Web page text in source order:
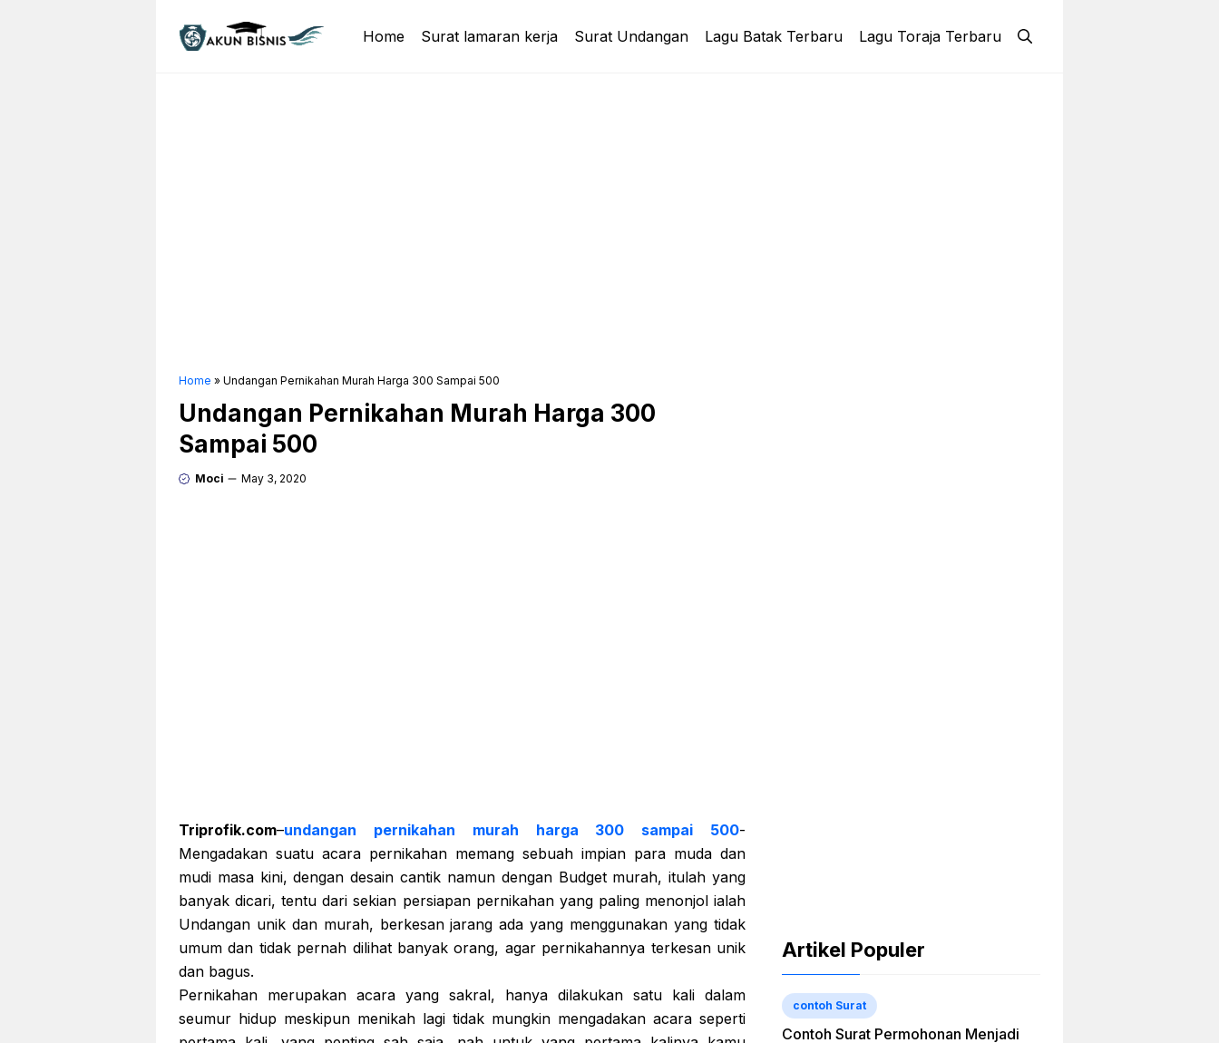
Home Surat lamaran kerja Surat Undangan Lagu Batak Terbaru Lagu Toraja Terbaru
Home » Undangan Pernikahan Murah Harga 300 Sampai 500
Undangan Pernikahan Murah Harga 300
Sampai 500
Moci May 3, 2020
Triprofik.com–undangan pernikahan murah harga 300 sampai 500-
Mengadakan suatu acara pernikahan memang sebuah impian para muda dan
mudi masa kini, dengan desain cantik namun dengan Budget murah, itulah yang
banyak dicari, tentu dari sekian persiapan pernikahan yang paling menonjol ialah
Undangan unik dan murah, berkesan jarang ada yang menggunakan yang tidak
umum dan tidak pernah dilihat banyak orang, agar pernikahannya terkesan unik
dan bagus.
Pernikahan merupakan acara yang sakral, hanya dilakukan satu kali dalam
seumur hidup meskipun menikah lagi tidak mungkin mengadakan acara seperti
Artikel Populer
contoh Surat
Contoh Surat Permohonan Menjadi